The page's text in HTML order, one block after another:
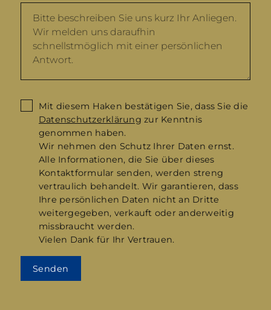
Mit diesem Haken bestätigen Sie, dass Sie die
Datenschutzerklärung zur Kenntnis
genommen haben.
Wir nehmen den Schutz Ihrer Daten ernst.
Alle Informationen, die Sie über dieses
Kontaktformular senden, werden streng
vertraulich behandelt. Wir garantieren, dass
Ihre persönlichen Daten nicht an Dritte
weitergegeben, verkauft oder anderweitig
missbraucht werden.
Vielen Dank für Ihr Vertrauen.
Senden